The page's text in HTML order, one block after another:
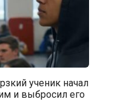
ученик начал
и выбросил его